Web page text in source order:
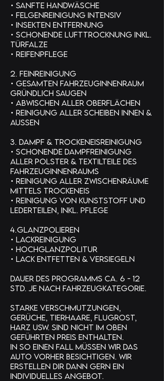
• Sanfte Handwäsche
• Felgenreinigung intensiv
• Insekten Entfernung
• Schonende Lufttrocknung inkl.
Türfalze
• Reifenpflege
2. Feinreinigung
• Gesamten Fahrzeuginnenraum
gründlich saugen
• Abwischen aller Oberflächen
• Reinigung aller Scheiben innen &
aussen
3. Dampf & Trockeneisreinigung
• Schonende Dampfreinigung
aller Polster & Textilteile des
Fahrzeuginnenraums
• Reinigung aller Zwischenräume
mittels Trockeneis
• Reinigung von Kunststoff und
Lederteilen, inkl. Pflege
4.Glanzpolieren
• Lackreinigung
• Hochglanzpolitur
• Lack entfetten & versiegeln
Dauer des Programms ca. 6 - 12
Std. je nach Fahrzeugkategorie.
Starke Verschmutzungen,
Gerüche, Tierhaare, Flugrost,
Harz usw. sind nicht im oben
geführten Preis enthalten.
In so einen Fall müssen wir das
Auto vorher besichtigen. Wir
erstellen Dir dann gern ein
Individuelles Angebot.